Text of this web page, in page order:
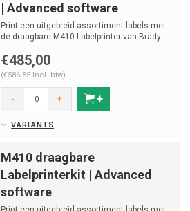
| Advanced software
Print een uitgebreid assortiment labels met
de draagbare M410 Labelprinter van Brady.
€485,00
(€586,85 Incl. btw)
- +
VARIANTS
M410 draagbare
Labelprinterkit | Advanced
software